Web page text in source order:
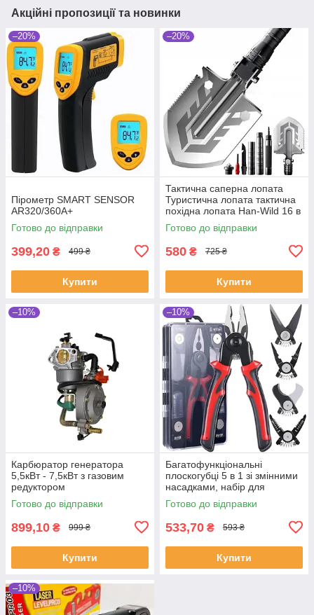
Акційні пропозиції та новинки
–20%
Пірометр SMART SENSOR
AR320/360A+
Готово до відправки
399,20 ₴ 499 ₴
Купити
–20%
Тактична саперна лопата
Туристична лопата тактична
похідна лопата Han-Wild 16 в
1
Готово до відправки
580 ₴ 725 ₴
Купити
–10%
Карбюратор генератора
5,5кВт - 7,5кВт з газовим
редуктором
Готово до відправки
899,10 ₴ 999 ₴
Купити
–10%
Багатофункціональні
плоскогубці 5 в 1 зі змінними
насадками, набір для
зачистки ізоляції, обтискні
щипці
Готово до відправки
533,70 ₴ 593 ₴
Купити
–10%